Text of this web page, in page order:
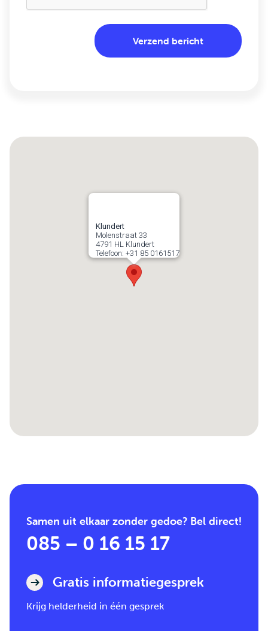
Klundert
Molenstraat 33
4791 HL Klundert
Telefoon: +31 85 0161517
Samen uit elkaar zonder gedoe? Bel direct!
085 – 0 16 15 17
Gratis informatiegesprek
Krijg helderheid in één gesprek